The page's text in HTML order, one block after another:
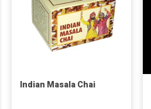
Indian Masala Chai